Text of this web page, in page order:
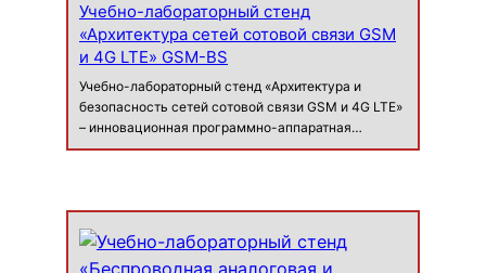
Учебно-лабораторный стенд
«Архитектура сетей сотовой связи GSM
и 4G LTE» GSM-BS
Учебно-лабораторный стенд «Архитектура и
безопасность сетей сотовой связи GSM и 4G LTE»
– инновационная программно-аппаратная
платформа, созданная для практического
програ…